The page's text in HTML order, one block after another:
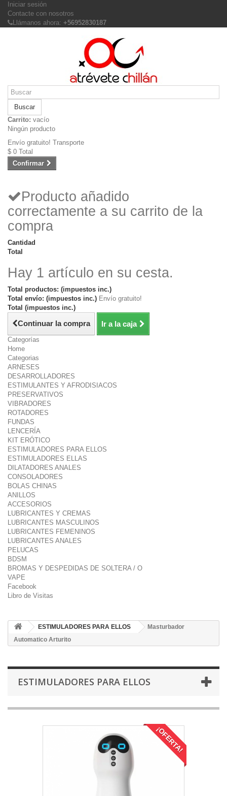
Iniciar sesión
Contacte con nosotros
Llámanos ahora: +56952830187
Buscar
Carrito: vacío
Ningún producto
Envío gratuito! Transporte
$ 0 Total
Confirmar
Producto añadido
correctamente a su carrito de la
compra
Cantidad
Total
Hay 1 artículo en su cesta.
Total productos: (impuestos inc.)
Total envío: (impuestos inc.) Envío gratuito!
Total (impuestos inc.)
Continuar la compra Ir a la caja
Categorías
Home
Categorias
ARNESES
DESARROLLADORES
ESTIMULANTES Y AFRODISIACOS
PRESERVATIVOS
VIBRADORES
ROTADORES
FUNDAS
LENCERÍA
KIT ERÓTICO
ESTIMULADORES PARA ELLOS
ESTIMULADORES ELLAS
DILATADORES ANALES
CONSOLADORES
BOLAS CHINAS
ANILLOS
ACCESORIOS
LUBRICANTES Y CREMAS
LUBRICANTES MASCULINOS
LUBRICANTES FEMENINOS
LUBRICANTES ANALES
PELUCAS
BDSM
BROMAS Y DESPEDIDAS DE SOLTERA / O
VAPE
Facebook
Libro de Visitas
ESTIMULADORES PARA ELLOS
Masturbador
Automatico Arturito
ESTIMULADORES PARA ELLOS
¡OFERTA!